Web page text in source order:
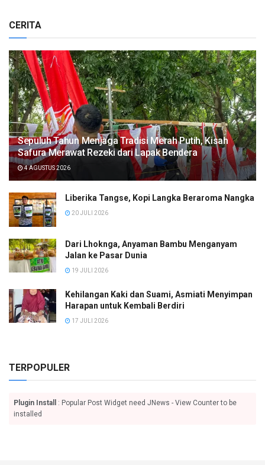
CERITA
Sepuluh Tahun Menjaga Tradisi Merah Putih, Kisah
Safura Merawat Rezeki dari Lapak Bendera
4 AGUSTUS 2026
Liberika Tangse, Kopi Langka Beraroma Nangka
20 JULI 2026
Dari Lhoknga, Anyaman Bambu Menganyam
Jalan ke Pasar Dunia
19 JULI 2026
Kehilangan Kaki dan Suami, Asmiati Menyimpan
Harapan untuk Kembali Berdiri
17 JULI 2026
TERPOPULER
Plugin Install
: Popular Post Widget need JNews - View Counter to be
installed